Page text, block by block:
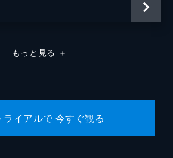
もっと見る ＋
ライアルで 今すぐ観る